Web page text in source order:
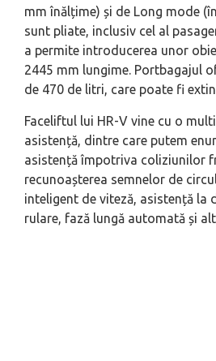
mm înălțime) și de Long mode
sunt pliate, inclusiv cel al
a permite introducerea unor
2445 mm lungime. Portbagajul
de 470 de litri, care poate fi
Faceliftul lui HR-V vine cu o
asistență, dintre care putem
asistență împotriva coliziunilor
recunoașterea semnelor de
inteligent de viteză, asistență la
rulare, fază lungă automată și